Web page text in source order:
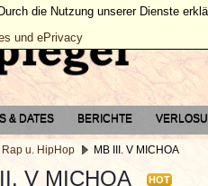
& DATES BERICHTE
Rap u. HipHop MB III. V MICHOA
V MICHOA HOT
die Nutzung unserer Dienste
und ePrivacy